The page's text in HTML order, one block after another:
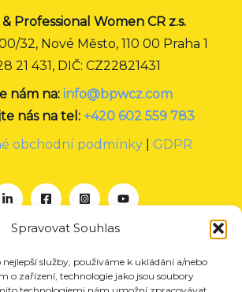
Spravovat Souhlas
služby, používáme k ukládání a/nebo
o zařízení, technologie jako jsou soubory
& Professional Women CR z.s.
32, Nové Město, 110 00 Praha 1
21 431, DIČ: CZ22821431
nám na: info@bpwcz.com
nás na tel: +420 602 559 783
obchodní podmínky
GDPR
O nás